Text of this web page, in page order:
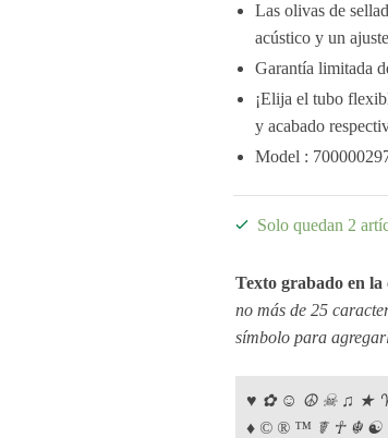
Las olivas de
acústico y un
Garantía limitada
¡Elija el tubo
y acabado
Model :
Solo quedan 2
Texto grabado en la
no más de 25
símbolo para
♥︎ ✿︎ ☺︎ ☮︎ ☠︎ ♫︎ ★︎ ♈︎
♦︎ ©︎ ®︎ ™︎ ☤︎ ☥︎ ☬︎